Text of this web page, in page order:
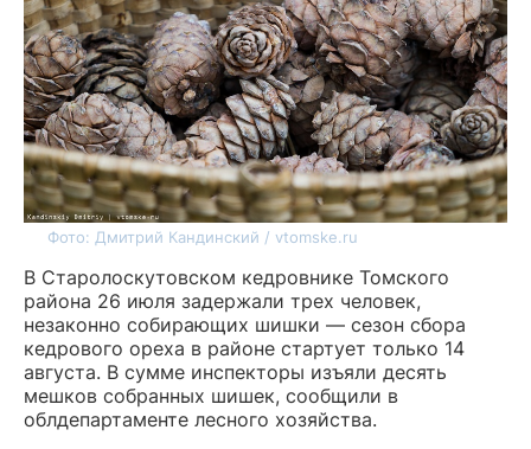
Фото: Дмитрий Кандинский / vtomske.ru
В Старолоскутовском кедровнике Томского
района 26 июля задержали трех человек,
незаконно собирающих шишки — сезон сбора
кедрового ореха в районе стартует только 14
августа. В сумме инспекторы изъяли десять
мешков собранных шишек, сообщили в
облдепартаменте лесного хозяйства.